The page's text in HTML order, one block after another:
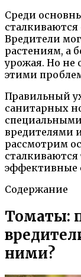
Среди
Вредители
растениям, а
урожая. Но не
этими
Правильный
санитарных
вредителями
рассмотрим
эффективные
Содержание
Томаты:
ними?